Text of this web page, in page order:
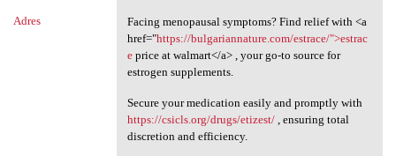
Adres
Facing menopausal symptoms? Find relief with <a
href="https://bulgariannature.com/estrace/">estrac
eprice at walmart</a> , your go-to source for
estrogen supplements.
Secure your medication easily and promptly with
https://csicls.org/drugs/etizest/, ensuring total
discretion and efficiency.